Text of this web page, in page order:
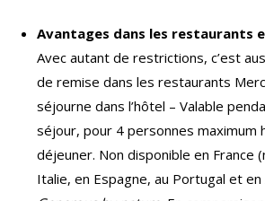
Avantages dans les restaurants
Avec autant de restrictions, c’est
de remise dans les restaurants
séjourne dans l’hôtel – Valable
séjour, pour 4 personnes maximum
déjeuner. Non disponible en France
Italie, en Espagne, au Portugal et en